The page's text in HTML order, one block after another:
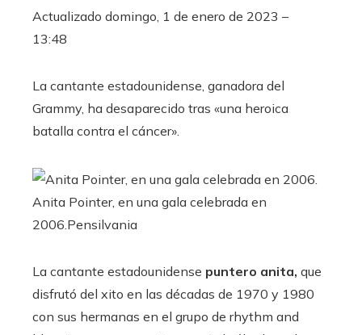
Actualizado domingo, 1 de enero de 2023 –
13:48
La cantante estadounidense, ganadora del
Grammy, ha desaparecido tras «una heroica
batalla contra el cáncer».
Anita Pointer, en una gala celebrada en
2006.Pensilvania
La cantante estadounidense puntero anita, que
disfrutó del xito en las décadas de 1970 y 1980
con sus hermanas en el grupo de rhythm and